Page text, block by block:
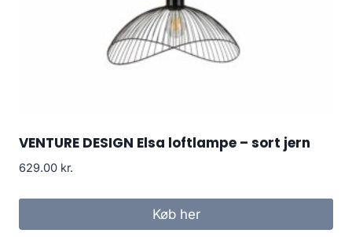
VENTURE DESIGN Elsa loftlampe – sort jern
629.00 kr.
Køb her